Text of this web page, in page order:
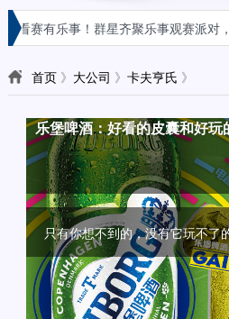
看赛有乐事！群星齐聚乐事观赛派对，
首页》 大公司 》 卡夫亨氏 》
颜值？口味？话题？撩人的高
“奶油+”，能否成为饮品下一风口
植物基风口，植选率先定义植
植物基来势汹汹， 植选率先发
乐堡啤酒：好看的皮囊和好玩
只有你想不到的，没有它玩不了
益达雪融糖新品上市，给“打
益达雪融薄荷糖今年10月上市
让消费者主动来“撩”， 味可
面对独立自主意识觉醒的Z世代